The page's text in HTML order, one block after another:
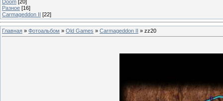
Doom [20]
Разное [16]
Carmageddon II [22]
Главная » Фотоальбом » Old Games » Carmageddon II » zz20